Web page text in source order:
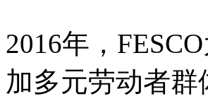
2016年，
加多元劳动者